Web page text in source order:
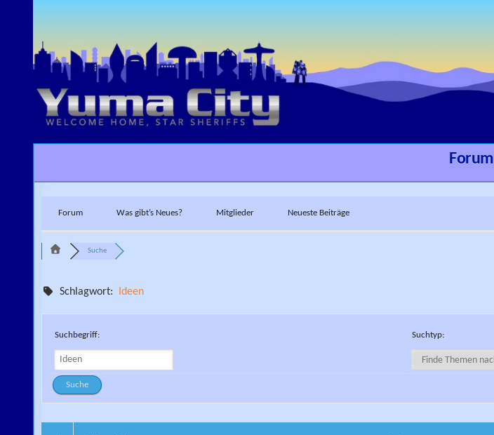
Forum
Forum Was gibt’s Neues? Mitglieder Neueste Beiträge
Suche
Schlagwort: Ideen
Suchbegriff: Suchtyp: